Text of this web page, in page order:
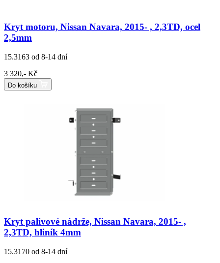
Kryt motoru, Nissan Navara, 2015- , 2,3TD, ocel
2,5mm
15.3163 od 8-14 dní
3 320,- Kč
Do košíku
Kryt palivové nádrže, Nissan Navara, 2015- ,
2,3TD, hliník 4mm
15.3170 od 8-14 dní